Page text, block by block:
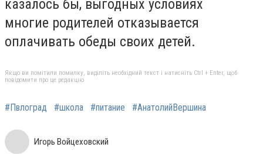
казалось бы, выгодных условиях
многие родителей отказывается
оплачивать обеды своих детей.
Якщо ви помітили помилку, виділіть необхідний текст і натисніть Ctrl + Enter, щоб
повідомити про це редакцію
#Пвлоград #школа #питание #АнатолийВершина
Игорь Войцеховский